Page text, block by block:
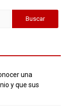
una
y que sus